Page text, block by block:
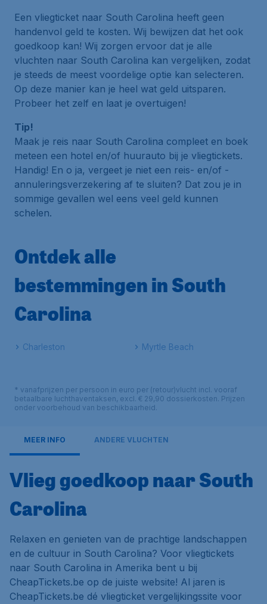
Een vliegticket naar South Carolina heeft geen
handenvol geld te kosten. Wij bewijzen dat het ook
goedkoop kan! Wij zorgen ervoor dat je alle
vluchten naar South Carolina kan vergelijken, zodat
je steeds de meest voordelige optie kan selecteren.
Op deze manier kan je heel wat geld uitsparen.
Probeer het zelf en laat je overtuigen!
Tip!
Maak je reis naar South Carolina compleet en boek
meteen een hotel en/of huurauto bij je vliegtickets.
Handig! En o ja, vergeet je niet een reis- en/of -
annuleringsverzekering af te sluiten? Dat zou je in
sommige gevallen wel eens veel geld kunnen
schelen.
Ontdek alle
bestemmingen in South
Carolina
Charleston Myrtle Beach
* vanafprijzen per persoon in euro per (retour)vlucht incl. vooraf
betaalbare luchthaventaksen, excl. € 29,90 dossierkosten. Prijzen
onder voorbehoud van beschikbaarheid.
MEER INFO ANDERE VLUCHTEN
Vlieg goedkoop naar South
Carolina
Relaxen en genieten van de prachtige landschappen
en de cultuur in South Carolina? Voor vliegtickets
naar South Carolina in Amerika bent u bij
CheapTickets.be op de juiste website! Al jaren is
CheapTickets.be dé vliegticket vergelijkingssite voor